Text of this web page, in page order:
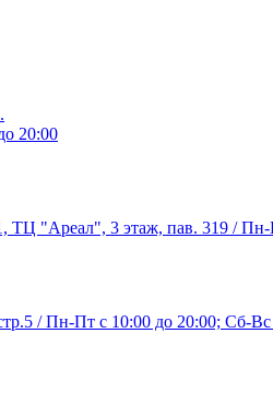
20:00
ТЦ "Ареал", 3 этаж, пав. 319 / Пн-
/ Пн-Пт с 10:00 до 20:00; Сб-Вс